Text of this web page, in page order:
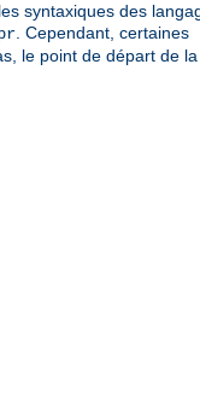
syntaxiques des
. Cependant, certaines
le point de départ de